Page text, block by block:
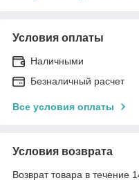
Условия оплаты
Наличными
Безналичный расчет
Все условия оплаты
Условия возврата
Возврат товара в течение